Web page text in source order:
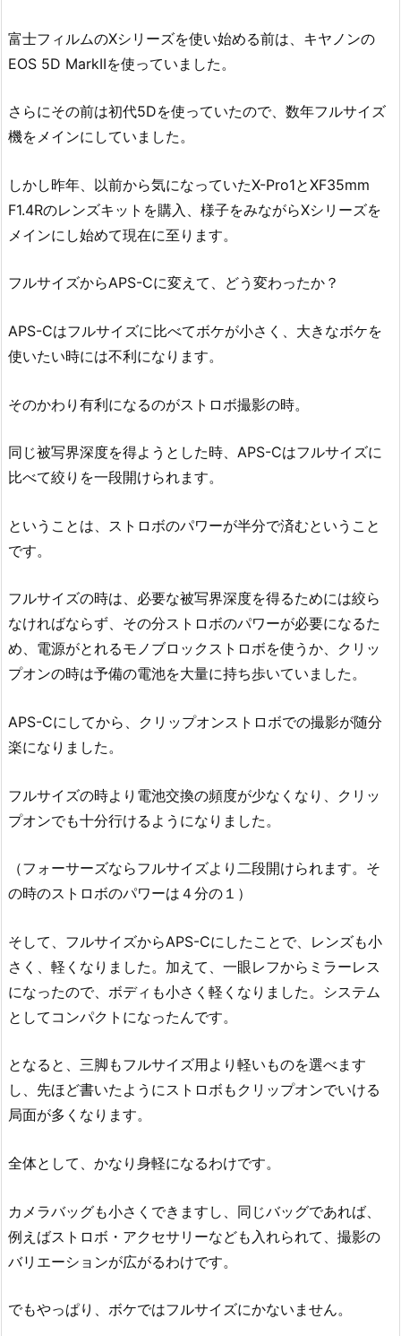
富士フィルムのXシリーズを使い始める前は、キヤノンの
EOS 5D MarkIIを使っていました。
さらにその前は初代5Dを使っていたので、数年フルサイズ
機をメインにしていました。
しかし昨年、以前から気になっていたX-Pro1とXF35mm
F1.4Rのレンズキットを購入、様子をみながらXシリーズを
メインにし始めて現在に至ります。
フルサイズからAPS-Cに変えて、どう変わったか？
APS-Cはフルサイズに比べてボケが小さく、大きなボケを
使いたい時には不利になります。
そのかわり有利になるのがストロボ撮影の時。
同じ被写界深度を得ようとした時、APS-Cはフルサイズに
比べて絞りを一段開けられます。
ということは、ストロボのパワーが半分で済むということ
です。
フルサイズの時は、必要な被写界深度を得るためには絞ら
なければならず、その分ストロボのパワーが必要になるた
め、電源がとれるモノブロックストロボを使うか、クリッ
プオンの時は予備の電池を大量に持ち歩いていました。
APS-Cにしてから、クリップオンストロボでの撮影が随分
楽になりました。
フルサイズの時より電池交換の頻度が少なくなり、クリッ
プオンでも十分行けるようになりました。
（フォーサーズならフルサイズより二段開けられます。そ
の時のストロボのパワーは４分の１）
そして、フルサイズからAPS-Cにしたことで、レンズも小
さく、軽くなりました。加えて、一眼レフからミラーレス
になったので、ボディも小さく軽くなりました。システム
としてコンパクトになったんです。
となると、三脚もフルサイズ用より軽いものを選べます
し、先ほど書いたようにストロボもクリップオンでいける
局面が多くなります。
全体として、かなり身軽になるわけです。
カメラバッグも小さくできますし、同じバッグであれば、
例えばストロボ・アクセサリーなども入れられて、撮影の
バリエーションが広がるわけです。
でもやっぱり、ボケではフルサイズにかないません。